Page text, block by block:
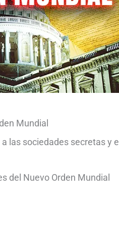
Mundial
las sociedades secretas y el
del Nuevo Orden Mundial